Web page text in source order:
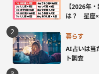
【2026年
は？ 星座×
暮らす
AI占いは当
ト調査